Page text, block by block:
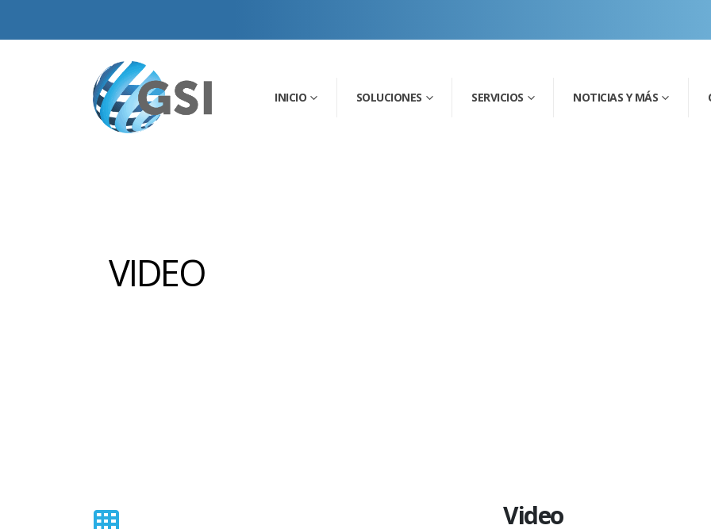
INICIO SOLUCIONES SERVICIOS NOTICIAS Y MÁS
VIDEO
Video